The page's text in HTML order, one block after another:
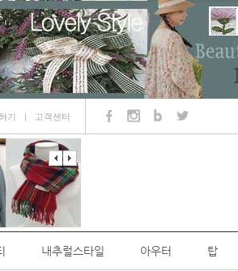
기 ㅣ 고객센터
내추럴스타일 아우터 탑